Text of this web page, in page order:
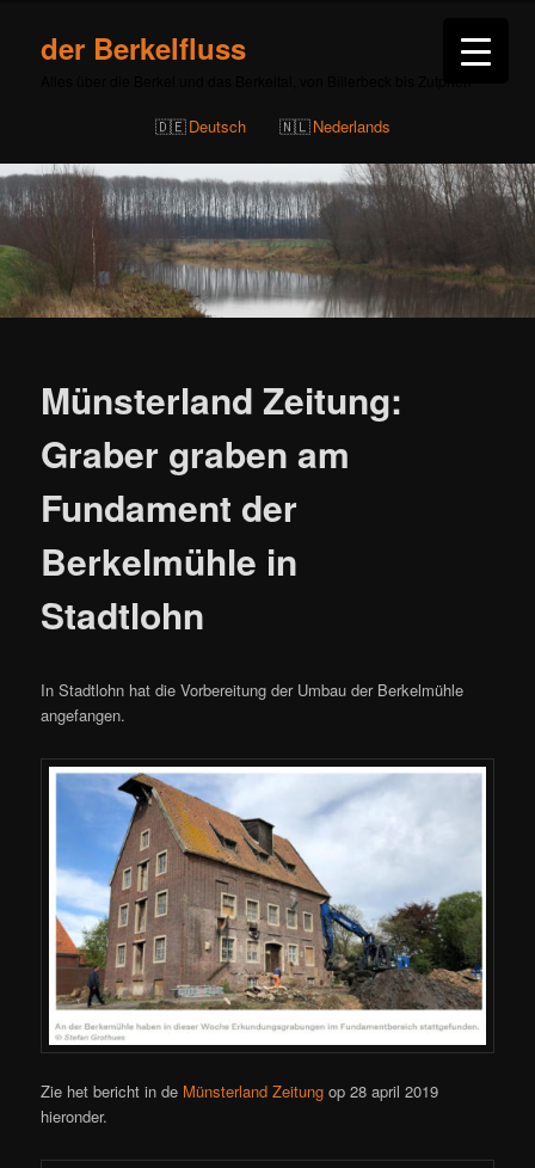
der Berkelfluss
Deutsch Nederlands
Münsterland Zeitung:
Graber graben am
Fundament der
Berkelmühle in
Stadtlohn
In Stadtlohn hat die Vorbereitung der Umbau der Berkelmühle
angefangen.
Zie het bericht in de Münsterland Zeitung op 28 april 2019
hieronder.